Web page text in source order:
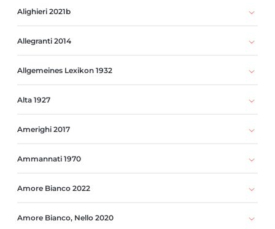
Alighieri 2021b
Allegranti 2014
Allgemeines Lexikon 1932
Alta 1927
Amerighi 2017
Ammannati 1970
Amore Bianco 2022
Amore Bianco, Nello 2020